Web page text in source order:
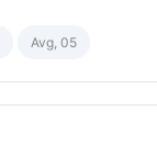
Avg, 05